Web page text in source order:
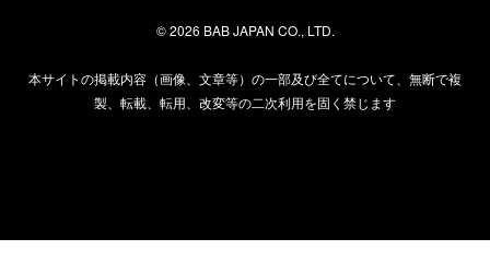
©2026 BAB JAPAN CO., LTD.
本サイトの掲載内容（画像、文章等）の一部及び全てについて、無断で複
製、転載、転用、改変等の二次利用を固く禁じます